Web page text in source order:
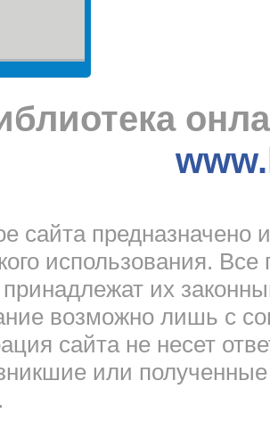
сайта предназначено
использования.
их
возможно лишь с
сайта не несет
или